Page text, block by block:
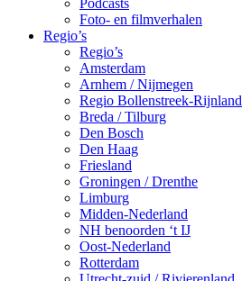
Podcasts
Foto- en filmverhalen
Regio’s
Regio’s
Amsterdam
Arnhem / Nijmegen
Regio Bollenstreek-Rijnland
Breda / Tilburg
Den Bosch
Den Haag
Friesland
Groningen / Drenthe
Limburg
Midden-Nederland
NH benoorden ‘t IJ
Oost-Nederland
Rotterdam